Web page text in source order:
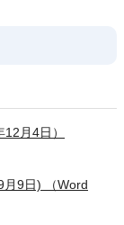
月4日）
月9日) （Word